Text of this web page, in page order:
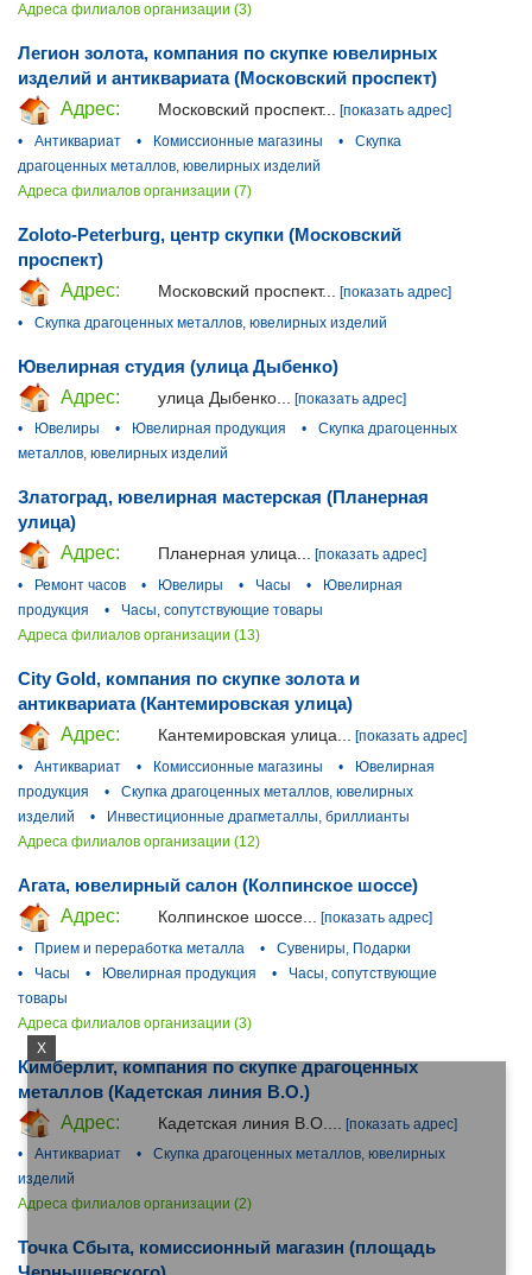
X
Адреса филиалов организации (3)
Легион золота, компания по скупке ювелирных
изделий и антиквариата (Московский проспект)
Адрес:
Московский проспект...
[показать адрес]
•
Антиквариат • Комиссионные магазины •
Скупка
драгоценных металлов, ювелирных изделий
Адреса филиалов организации (7)
Zoloto-Peterburg, центр скупки (Московский
проспект)
Адрес:
Московский проспект...
[показать адрес]
•
Скупка драгоценных металлов, ювелирных изделий
Ювелирная студия (улица Дыбенко)
Адрес:
улица Дыбенко...
[показать адрес]
•
Ювелиры • Ювелирная продукция •
Скупка драгоценных
металлов, ювелирных изделий
Златоград, ювелирная мастерская (Планерная
улица)
Адрес:
Планерная улица... [показать адрес]
•
Ремонт часов • Ювелиры • Часы •
Ювелирная
продукция
•
Часы, сопутствующие товары
Адреса филиалов организации (13)
City Gold, компания по скупке золота и
антиквариата (Кантемировская улица)
Адрес:
Кантемировская улица...
[показать адрес]
•
Антиквариат • Комиссионные магазины •
Ювелирная
продукция
•
Скупка драгоценных металлов, ювелирных
изделий
•
Инвестиционные драгметаллы, бриллианты
Адреса филиалов организации (12)
Агата, ювелирный салон (Колпинское шоссе)
Адрес:
Колпинское шоссе...
[показать адрес]
•
Прием и переработка металла •
Сувениры, Подарки
•
Часы • Ювелирная продукция •
Часы, сопутствующие
товары
Адреса филиалов организации (3)
Кимберлит, компания по скупке драгоценных
металлов (Кадетская линия В.О.)
Адрес:
Кадетская линия В.О....
[показать адрес]
•
Антиквариат •
Скупка драгоценных металлов, ювелирных
изделий
Адреса филиалов организации (2)
Точка Сбыта, комиссионный магазин (площадь